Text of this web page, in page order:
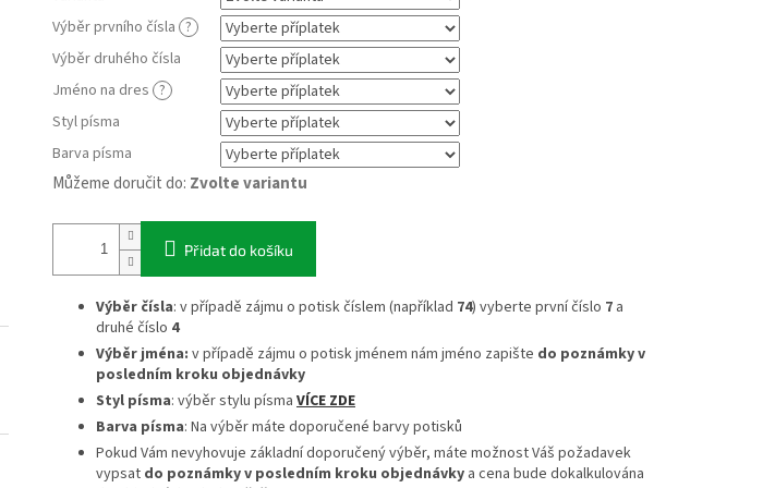
Výběr prvního čísla ?
Výběr druhého čísla
Jméno na dres ?
Styl písma
Barva písma
Můžeme doručit do: Zvolte variantu
Přidat do košíku
Výběr čísla: v případě zájmu o potisk číslem (například 74) vyberte první číslo 7 a
druhé číslo 4
Výběr jména: v případě zájmu o potisk jménem nám jméno zapište do poznámky v
posledním kroku objednávky
Styl písma: výběr stylu písma VÍCE ZDE
Barva písma: Na výběr máte doporučené barvy potisků
Pokud Vám nevyhovuje základní doporučený výběr, máte možnost Váš požadavek
vypsat do poznámky v posledním kroku objednávky a cena bude dokalkulována